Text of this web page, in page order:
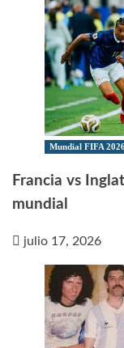
Mundial FIFA
Francia vs
mundial
julio 17, 2026